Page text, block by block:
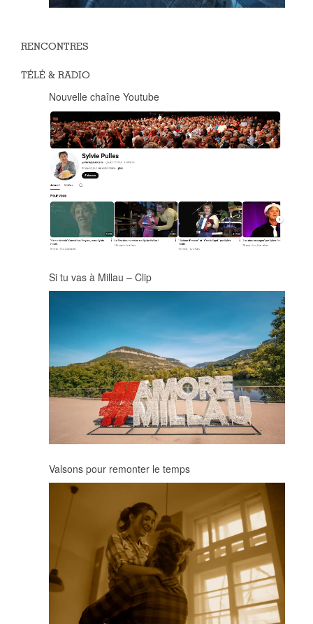
RENCONTRES
TÉLÉ & RADIO
Nouvelle chaîne Youtube
Si tu vas à Millau – Clip
Valsons pour remonter le temps